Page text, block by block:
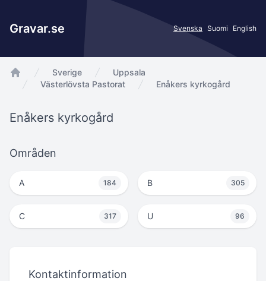
Gravar.se Svenska Suomi English
app.Start
Sverige
Uppsala
Västerlövsta Pastorat
Enåkers kyrkogård
Enåkers kyrkogård
Områden
A 184 B 305
C 317 U 96
Kontaktinformation